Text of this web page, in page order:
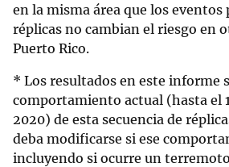
en la misma área que los eventos
réplicas no cambian el riesgo en
Puerto Rico.
* Los resultados en este informe
comportamiento actual (hasta el
2020) de esta secuencia de
deba modificarse si ese
incluyendo si ocurre un